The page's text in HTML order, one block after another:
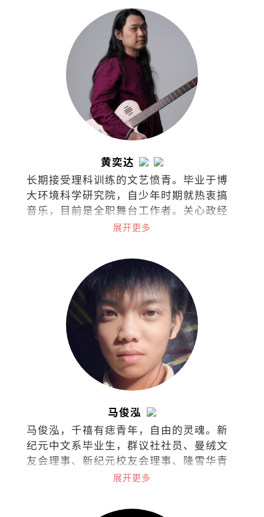
黄奕达
长期接受理科训练的文艺愤青。毕业于博
大环境科学研究院，自少年时期就热衷搞
音乐，目前是全职舞台工作者。关心政经
文教、两性课题、意识形态、人性陋
展开更多
马俊泓
马俊泓，千禧有痣青年，自由的灵魂。新
纪元中文系毕业生，群议社社员、曼绒文
友会理事、新纪元校友会理事、隆雪华青
展开更多